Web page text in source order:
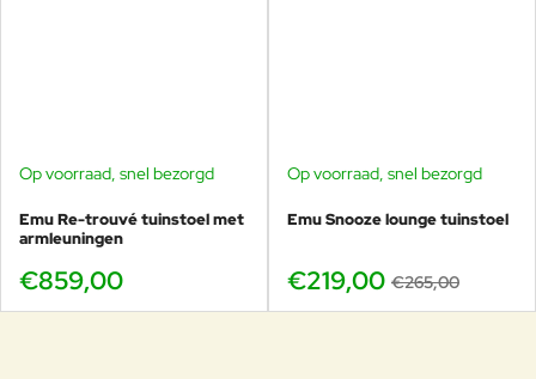
Op voorraad, snel bezorgd
Emu Re-trouvé tuinstoel met
armleuningen
€859,00
-17%
Op voorraad, snel bezorgd
Emu Snooze lounge tuinstoel
€219,00 €265,00